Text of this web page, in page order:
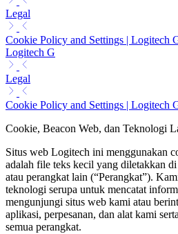
Legal
Cookie Policy and Settings | Logitech
Logitech G
Legal
Cookie Policy and Settings | Logitech
Cookie, Beacon Web, dan Teknologi
Situs web Logitech ini menggunakan
adalah file teks kecil yang diletakkan
atau perangkat lain (“Perangkat”).
teknologi serupa untuk mencatat
mengunjungi situs web kami atau
aplikasi, perpesanan, dan alat kami
semua perangkat.